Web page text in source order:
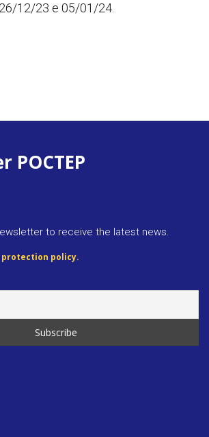
26/12/23 e 05/01/24.
POCTEP
to receive the latest news.
protection policy.